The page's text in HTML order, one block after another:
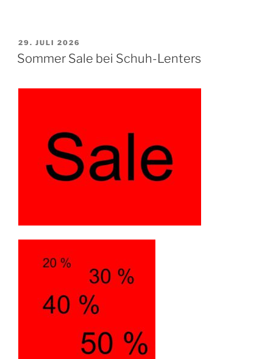
VERÖFFENTLICHT
AM
29. JULI 2026
Sommer Sale bei Schuh-Lenters